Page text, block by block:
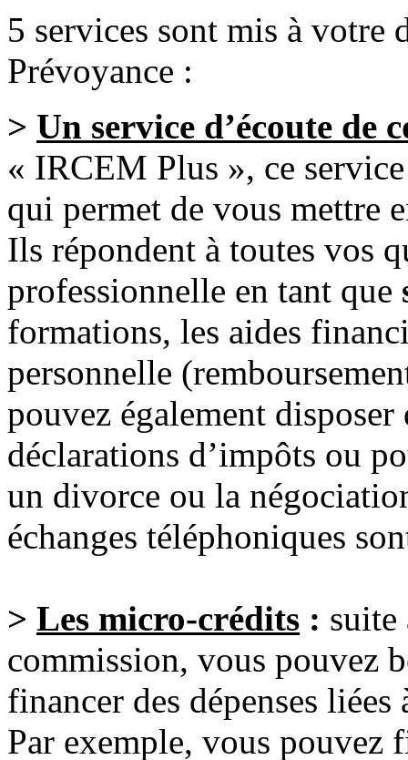
5 services sont mis à
Prévoyance :
> Un service d’écoute de
« IRCEM Plus », ce
qui permet de vous mettre
Ils répondent à toutes vos
professionnelle en tant que
formations, les aides
personnelle
pouvez également
déclarations d’impôts ou
un divorce ou la
échanges téléphoniques
> Les micro-crédits : suite
commission, vous pouvez
financer des dépenses
Par exemple, vous pouvez